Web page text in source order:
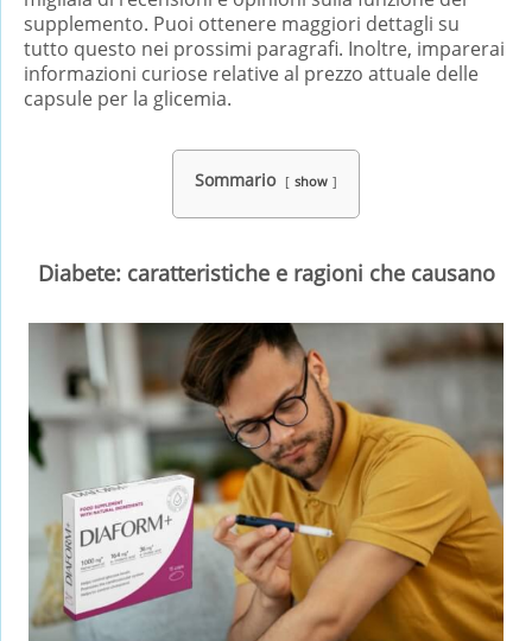
supplemento. Puoi ottenere maggiori dettagli su
tutto questo nei prossimi paragrafi. Inoltre, imparerai
informazioni curiose relative al prezzo attuale delle
capsule per la glicemia.
Sommario show
Diabete: caratteristiche e ragioni che causano